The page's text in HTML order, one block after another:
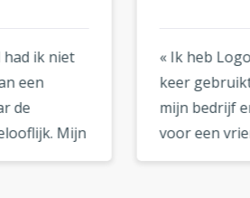
« Ik heb Logogenie al twee
keer gebruikt: een keer voor
mijn bedrijf en een keer
voor een vriend. Beide
logo's zijn geweldig